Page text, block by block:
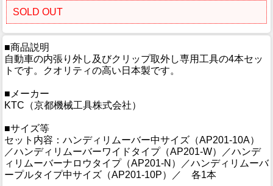
SOLD OUT
■商品説明
自動車の内張り外し及びクリップ取外し専用工具の4本セッ
トです。クオリティの高い日本製です。
■メーカー
KTC（京都機械工具株式会社）
■サイズ等
セット内容：ハンディリムーバー中サイズ（AP201-10A）
／ハンディリムーバーワイドタイプ（AP201-W）／ハンデ
ィリムーバーナロウタイプ（AP201-N）／ハンディリムーバ
ープルタイプ中サイズ（AP201-10P）／ 各1本